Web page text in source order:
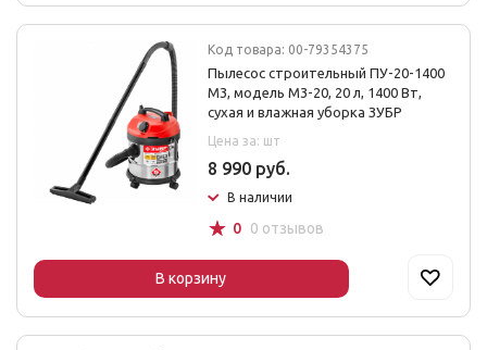
Код товара: 00-79354375
Пылесос строительный ПУ-20-1400
М3, модель М3-20, 20 л, 1400 Вт,
сухая и влажная уборка ЗУБР
Цена за: шт
8 990 руб.
В наличии
☆ 0 0 отзывов
В корзину